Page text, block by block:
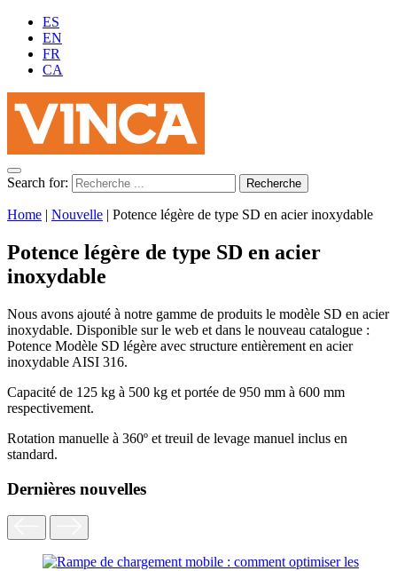
ES
EN
FR
CA
Search for:
Home | Nouvelle | Potence légère de type SD en acier inoxydable
Potence légère de type SD en acier
inoxydable
Nous avons ajouté à notre gamme de produits le modèle SD en acier
inoxydable. Disponible sur le web et dans le nouveau catalogue :
Potence Modèle SD légère avec structure entièrement en acier
inoxydable AISI 316.
Capacité de 125 kg à 500 kg et portée de 950 mm à 600 mm
respectivement.
Rotation manuelle à 360º et treuil de levage manuel inclus en
standard.
Dernières nouvelles